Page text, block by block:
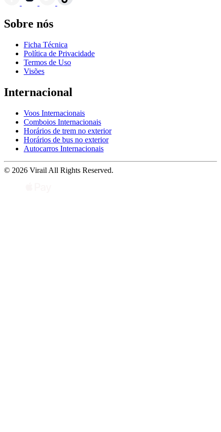
Sobre nós
Ficha Técnica
Política de Privacidade
Termos de Uso
Visões
Internacional
Voos Internacionais
Comboios Internacionais
Horários de trem no exterior
Horários de bus no exterior
Autocarros Internacionais
© 2026 Virail All Rights Reserved.